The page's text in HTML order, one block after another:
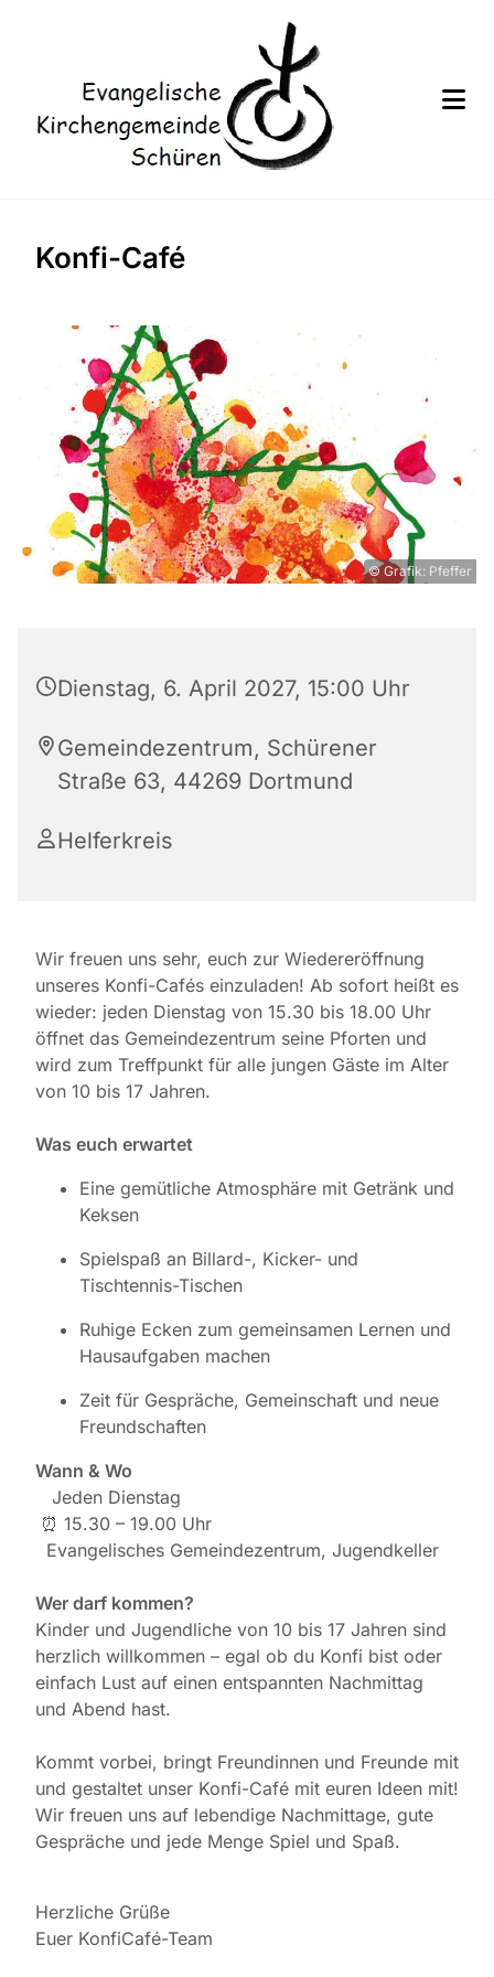
Konfi-Café
© Grafik: Pfeffer
Dienstag, 6. April 2027, 15:00 Uhr
Gemeindezentrum, Schürener
Straße 63, 44269 Dortmund
Helferkreis
Wir freuen uns sehr, euch zur Wiedereröffnung
unseres Konfi-Cafés einzuladen! Ab sofort heißt es
wieder: jeden Dienstag von 15.30 bis 18.00 Uhr
öffnet das Gemeindezentrum seine Pforten und
wird zum Treffpunkt für alle jungen Gäste im Alter
von 10 bis 17 Jahren.
Was euch erwartet
Eine gemütliche Atmosphäre mit Getränk und
Keksen
Spielspaß an Billard-, Kicker- und
Tischtennis-Tischen
Ruhige Ecken zum gemeinsamen Lernen und
Hausaufgaben machen
Zeit für Gespräche, Gemeinschaft und neue
Freundschaften
Wann & Wo
️ Jeden Dienstag
⏰ 15.30 – 19.00 Uhr
Evangelisches Gemeindezentrum, Jugendkeller
Wer darf kommen?
Kinder und Jugendliche von 10 bis 17 Jahren sind
herzlich willkommen – egal ob du Konfi bist oder
einfach Lust auf einen entspannten Nachmittag
und Abend hast.
Kommt vorbei, bringt Freundinnen und Freunde mit
und gestaltet unser Konfi-Café mit euren Ideen mit!
Wir freuen uns auf lebendige Nachmittage, gute
Gespräche und jede Menge Spiel und Spaß.
Herzliche Grüße
Euer KonfiCafé-Team